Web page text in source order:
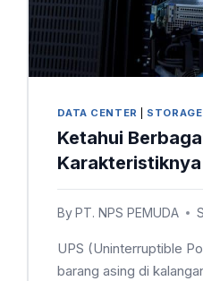
DATA CENTER STORAGE
Ketahui
Karakteristiknya
By PT. NPS PEMUDA
UPS (Uninterruptible
barang asing di